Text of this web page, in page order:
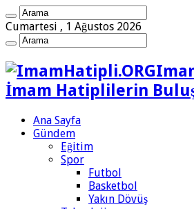
Cumartesi , 1 Ağustos 2026
İmam Hatiplilerin
Ana Sayfa
Gündem
Eğitim
Spor
Futbol
Basketbol
Yakın Dövüş